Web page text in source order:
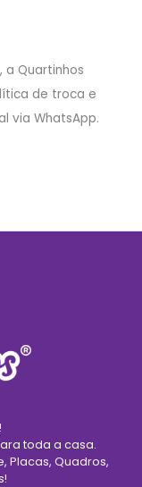
a Quartinhos
de troca e
via WhatsApp.
toda a casa.
Placas, Quadros,